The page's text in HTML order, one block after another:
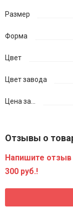
Размер
Форма
Цвет
Цвет завода
Цена за...
Отзывы о
Напишите отзыв
300 руб.!